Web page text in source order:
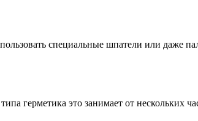
специальные шпатели или даже
герметика это занимает от нескольких